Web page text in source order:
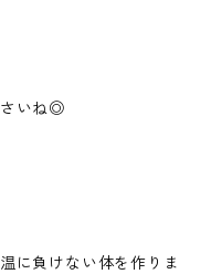
さいね◎
に負けない体を作りま